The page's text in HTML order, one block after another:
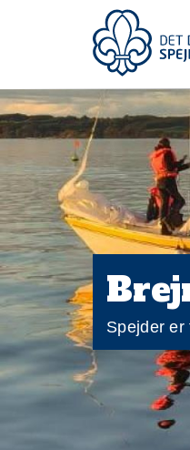
Top
menu
Main
navigation
Spejder